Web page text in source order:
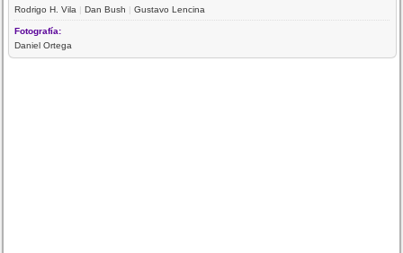
Rodrigo H. Vila |Dan Bush |Gustavo Lencina
Fotografía:
Daniel Ortega